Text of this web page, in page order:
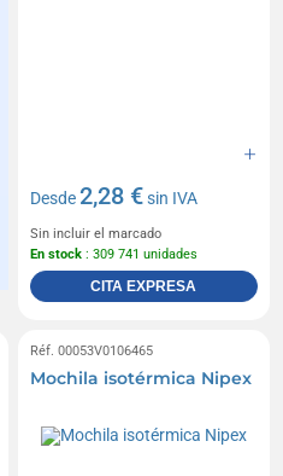
Desde2,28 €sin IVA
Sin incluir el marcado
En stock : 309 741 unidades
CITA EXPRESA
Réf. 00053V0106465
Mochila isotérmica Nipex